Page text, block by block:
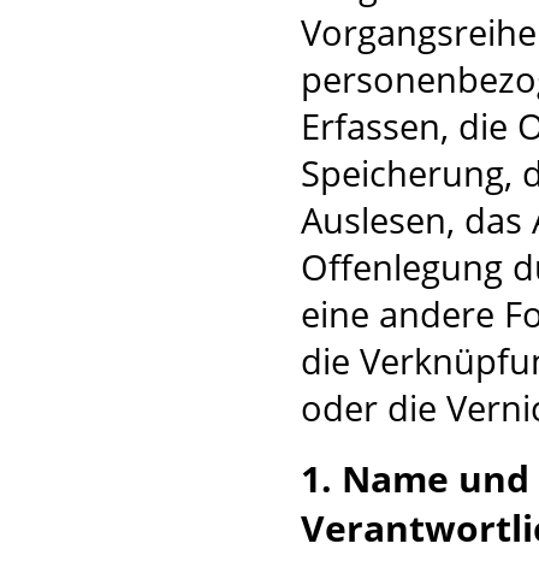
Erfassen, die
Speicherung,
Auslesen,
Offenlegung
eine andere
die
oder die
1. Name